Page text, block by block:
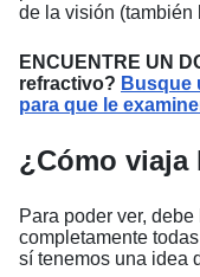
de la visión (también
ENCUENTRE UN
refractivo? Busque
para que le
¿Cómo viaja
Para poder ver,
completamente
sí tenemos una idea